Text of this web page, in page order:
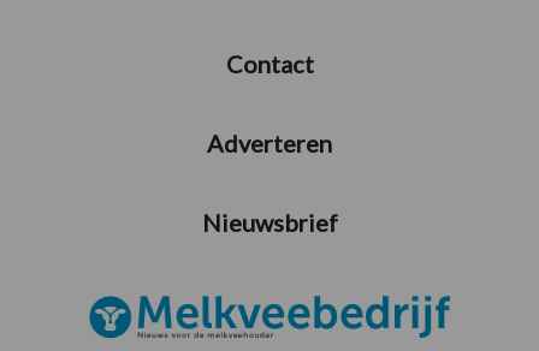
Contact
Adverteren
Nieuwsbrief